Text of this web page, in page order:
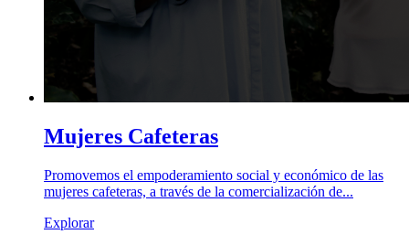
Mujeres Cafeteras
Promovemos el empoderamiento social y económico de las
mujeres cafeteras, a través de la comercialización de...
Explorar